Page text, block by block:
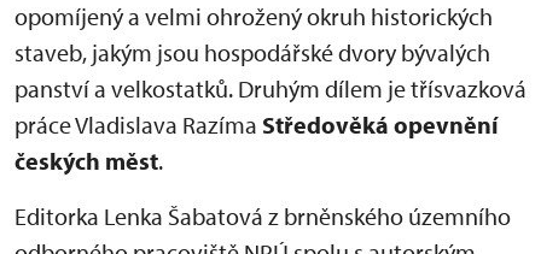
opomíjený a velmi ohrožený okruh historických
staveb, jakým jsou hospodářské dvory bývalých
panství a velkostatků. Druhým dílem je třísvazková
práce Vladislava Razíma Středověká opevnění
českých měst.
Editorka Lenka Šabatová z brněnského územního